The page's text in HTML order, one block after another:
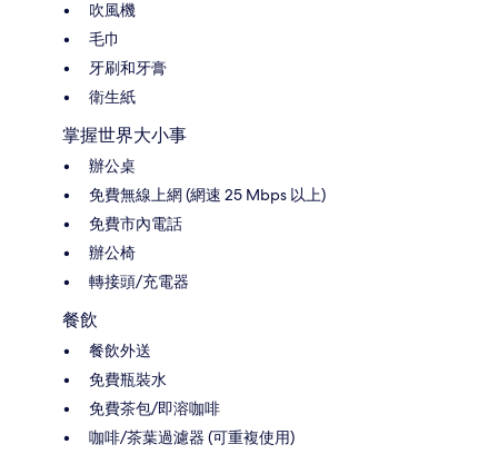
吹風機
毛巾
牙刷和牙膏
衛生紙
掌握世界大小事
辦公桌
免費無線上網 (網速 25 Mbps 以上)
免費市內電話
辦公椅
轉接頭/充電器
餐飲
餐飲外送
免費瓶裝水
免費茶包/即溶咖啡
咖啡/茶葉過濾器 (可重複使用)